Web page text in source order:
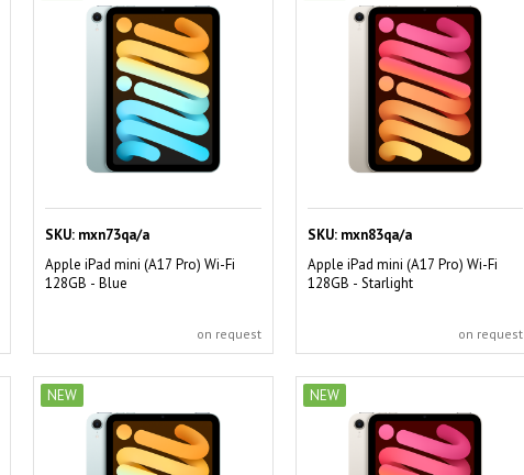
SKU: mxn73qa/a
Apple iPad mini (A17 Pro) Wi-Fi
128GB - Blue
on request
SKU: mxn83qa/a
Apple iPad mini (A17 Pro) Wi-Fi
128GB - Starlight
on request
NEW NEW